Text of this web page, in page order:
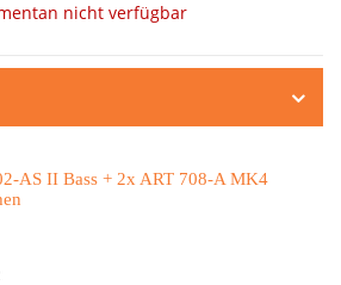
nicht verfügbar
AS II Bass + 2x ART 708-A MK4